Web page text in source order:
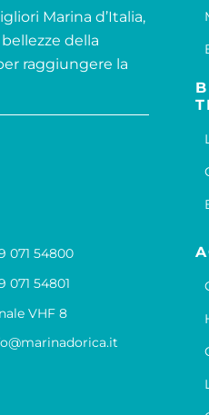
Marina d’Italia,
della
raggiungere la
071 54800
071 54801
VHF 8